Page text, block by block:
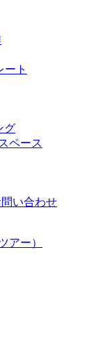
ート
グ
ペース
い合わせ
アー）